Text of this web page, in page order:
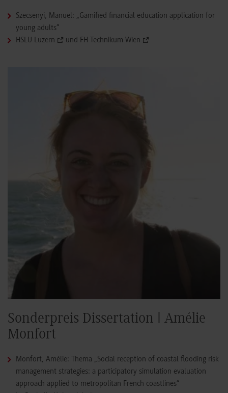
Szecsenyi, Manuel: „Gamified financial education application for
young adults“
HSLU Luzern
und FH Technikum Wien
Sonderpreis Dissertation | Amélie
Monfort
Monfort, Amélie: Thema „Social reception of coastal flooding risk
management strategies: a participatory simulation evaluation
approach applied to metropolitan French coastlines“